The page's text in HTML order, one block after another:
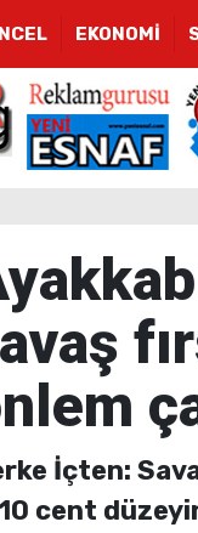
EKONOMİ
İçten:
cent